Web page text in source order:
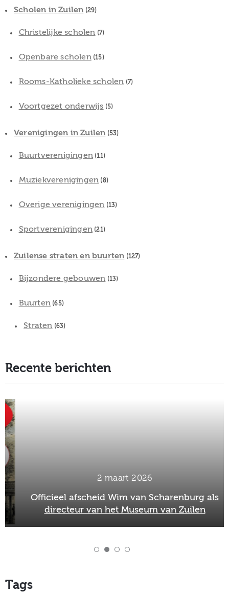
Scholen in Zuilen (29)
Christelijke scholen (7)
Openbare scholen(15)
Rooms-Katholieke scholen (7)
Voortgezet onderwijs (5)
Verenigingen in Zuilen (53)
Buurtverenigingen (11)
Muziekverenigingen (8)
Overige verenigingen (13)
Sportverenigingen (21)
Zuilense straten en buurten (127)
Bijzondere gebouwen (13)
Buurten (65)
Straten (63)
Recente berichten
2 maart 2026
Officieel afscheid Wim van Scharenburg als
directeur van het Museum van Zuilen
Tags